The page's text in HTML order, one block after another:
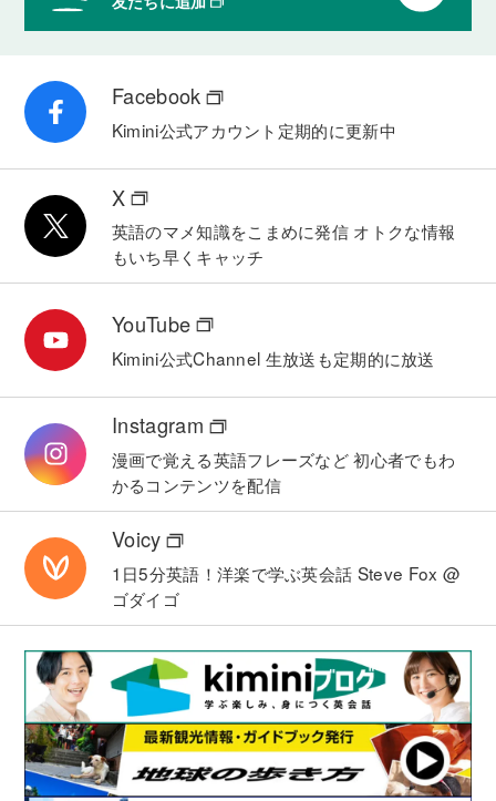
Facebook
Kimini公式アカウント 定期的に更新中
X
英語のマメ知識をこまめに発信 オトクな情報
もいち早くキャッチ
YouTube
Kimini公式Channel 生放送も定期的に放送
Instagram
漫画で覚える英語フレーズなど初心者でもわ
かるコンテンツを配信
Voicy
1日5分英語！洋楽で学ぶ英会話 Steve Fox @
ゴダイゴ